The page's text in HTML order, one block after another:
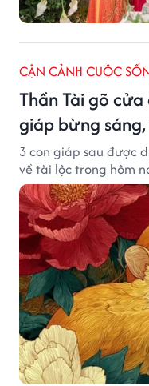
CẬN CẢNH CUỘC
Thần Tài gõ
giáp bừng
3 con giáp sau được
về tài lộc trong hôm